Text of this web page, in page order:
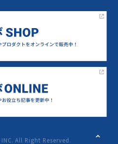
All Right Reserved.